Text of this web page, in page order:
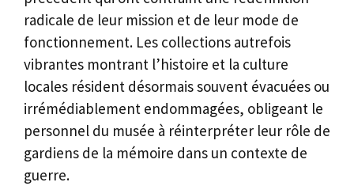
radicale de leur mission et de leur mode de
fonctionnement. Les collections autrefois
vibrantes montrant l’histoire et la culture
locales résident désormais souvent évacuées ou
irrémédiablement endommagées, obligeant le
personnel du musée à réinterpréter leur rôle de
gardiens de la mémoire dans un contexte de
guerre.